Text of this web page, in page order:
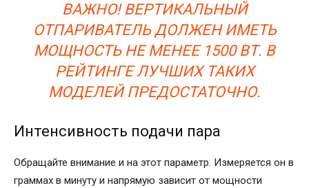
ВАЖНО! ВЕРТИКАЛЬНЫЙ
ОТПАРИВАТЕЛЬ ДОЛЖЕН ИМЕТЬ
МОЩНОСТЬ НЕ МЕНЕЕ 1500 ВТ. В
РЕЙТИНГЕ ЛУЧШИХ ТАКИХ
МОДЕЛЕЙ ПРЕДОСТАТОЧНО.
Интенсивность подачи пара
Обращайте внимание и на этот параметр. Измеряется он в
граммах в минуту и напрямую зависит от мощности